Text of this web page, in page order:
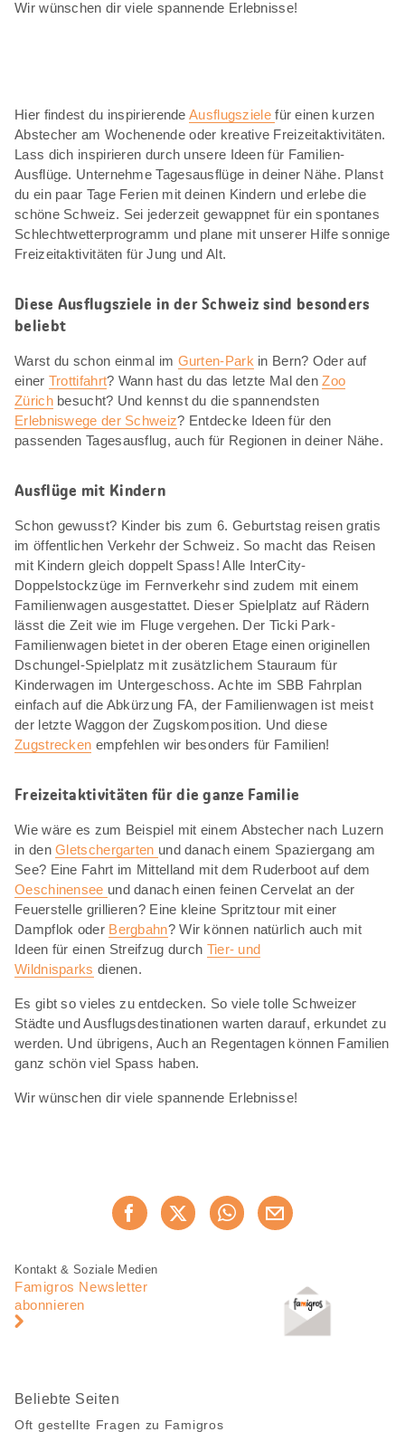
Wir wünschen dir viele spannende Erlebnisse!
Hier findest du inspirierendeAusflugszielefür einen kurzen
Abstecher am Wochenende oder kreative Freizeitaktivitäten.
Lass dich inspirieren durch unsere Ideen für Familien-
Ausflüge. Unternehme Tagesausflüge in deiner Nähe. Planst
du ein paar Tage Ferien mit deinen Kindern und erlebe die
schöne Schweiz. Sei jederzeit gewappnet für ein spontanes
Schlechtwetterprogramm und plane mit unserer Hilfe sonnige
Freizeitaktivitäten für Jung und Alt.
Diese Ausflugsziele in der Schweiz sind besonders
beliebt
Warst du schon einmal im Gurten-Park in Bern? Oder auf
einer Trottifahrt? Wann hast du das letzte Mal denZoo
Zürichbesucht? Und kennst du die spannendsten
Erlebniswege der Schweiz? Entdecke Ideen für den
passenden Tagesausflug, auch für Regionen in deiner Nähe.
Ausflüge mit Kindern
Schon gewusst? Kinder bis zum 6. Geburtstag reisen gratis
im öffentlichen Verkehr der Schweiz. So macht das Reisen
mit Kindern gleich doppelt Spass! Alle InterCity-
Doppelstockzüge im Fernverkehr sind zudem mit einem
Familienwagen ausgestattet. Dieser Spielplatz auf Rädern
lässt die Zeit wie im Fluge vergehen. Der Ticki Park-
Familienwagen bietet in der oberen Etage einen originellen
Dschungel-Spielplatz mit zusätzlichem Stauraum für
Kinderwagen im Untergeschoss. Achte im SBB Fahrplan
einfach auf die Abkürzung FA, der Familienwagen ist meist
der letzte Waggon der Zugskomposition. Und diese
Zugstrecken empfehlen wir besonders für Familien!
Freizeitaktivitäten für die ganze Familie
Wie wäre es zum Beispiel mit einem Abstecher nach Luzern
in denGletschergarten und danach einem Spaziergang am
See? Eine Fahrt im Mittelland mit dem Ruderboot auf dem
Oeschinensee und danach einen feinen Cervelat an der
Feuerstelle grillieren? Eine kleine Spritztour mit einer
Dampflok oder Bergbahn? Wir können natürlich auch mit
Ideen für einen Streifzug durch Tier- und
Wildnisparks dienen.
Es gibt so vieles zu entdecken. So viele tolle Schweizer
Städte und Ausflugsdestinationen warten darauf, erkundet zu
werden. Und übrigens, Auch an Regentagen können Familien
ganz schön viel Spass haben.
Wir wünschen dir viele spannende Erlebnisse!
Jetzt weiterempfehlen
Fusszeile
Fusszeile
Navigation
Kontakt & Soziale Medien
Famigros Newsletter
abonnieren
Beliebte Seiten
Oft gestellte Fragen zu Famigros